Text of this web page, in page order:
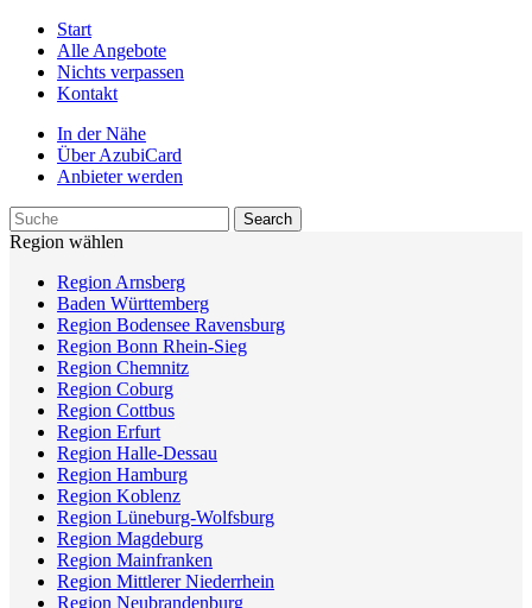
Start
Alle Angebote
Nichts verpassen
Kontakt
In der Nähe
Über AzubiCard
Anbieter werden
Region wählen
Region Arnsberg
Baden Württemberg
Region Bodensee Ravensburg
Region Bonn Rhein-Sieg
Region Chemnitz
Region Coburg
Region Cottbus
Region Erfurt
Region Halle-Dessau
Region Hamburg
Region Koblenz
Region Lüneburg-Wolfsburg
Region Magdeburg
Region Mainfranken
Region Mittlerer Niederrhein
Region Neubrandenburg